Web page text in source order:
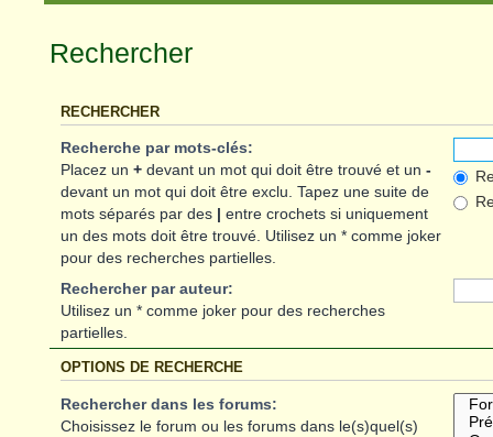
Rechercher
RECHERCHER
Recherche par mots-clés:
Placez un + devant un mot qui doit être trouvé et un -
devant un mot qui doit être exclu. Tapez une suite de
mots séparés par des | entre crochets si uniquement
un des mots doit être trouvé. Utilisez un * comme joker
pour des recherches partielles.
Rechercher par auteur:
Utilisez un * comme joker pour des recherches
partielles.
OPTIONS DE RECHERCHE
Rechercher dans les forums:
Choisissez le forum ou les forums dans le(s)quel(s)